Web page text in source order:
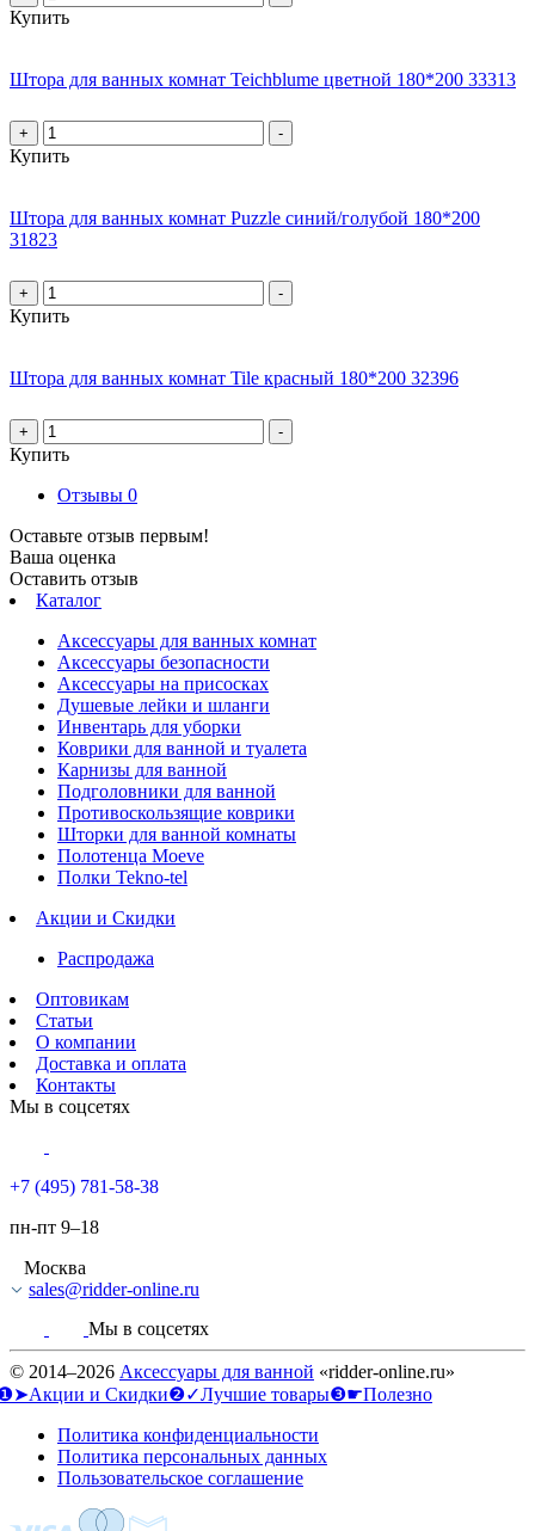
Купить
Штора для ванных комнат Teichblume цветной 180*200 33313
+ -
Купить
Штора для ванных комнат Puzzle синий/голубой 180*200
31823
+ -
Купить
Штора для ванных комнат Tile красный 180*200 32396
+ -
Купить
Отзывы 0
Оставьте отзыв первым!
Ваша оценка
Оставить отзыв
Каталог
Аксессуары для ванных комнат
Аксессуары безопасности
Аксессуары на присосках
Душевые лейки и шланги
Инвентарь для уборки
Коврики для ванной и туалета
Карнизы для ванной
Подголовники для ванной
Противоскользящие коврики
Шторки для ванной комнаты
Полотенца Moeve
Полки Tekno-tel
Акции и Скидки
Распродажа
Оптовикам
Статьи
О компании
Доставка и оплата
Контакты
Мы в соцсетях
+7 (495) 781-58-38
пн-пт 9–18
Москва
sales@ridder-online.ru
Мы в соцсетях
© 2014–2026 Аксессуары для ванной «ridder-online.ru»
и Скидки❷✓Лучшие товары❸☛Полезно
Политика конфиденциальности
Политика персональных данных
Пользовательское соглашение